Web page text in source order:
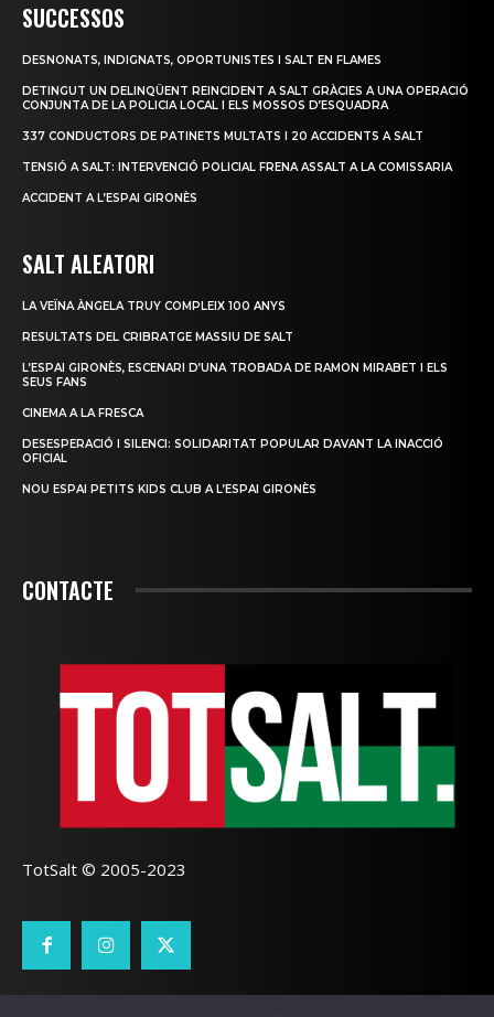
SUCCESSOS
DESNONATS, INDIGNATS, OPORTUNISTES I SALT EN FLAMES
DETINGUT UN DELINQÜENT REINCIDENT A SALT GRÀCIES A UNA OPERACIÓ
CONJUNTA DE LA POLICIA LOCAL I ELS MOSSOS D’ESQUADRA
337 CONDUCTORS DE PATINETS MULTATS I 20 ACCIDENTS A SALT
TENSIÓ A SALT: INTERVENCIÓ POLICIAL FRENA ASSALT A LA COMISSARIA
ACCIDENT A L’ESPAI GIRONÈS
SALT ALEATORI
LA VEÏNA ÀNGELA TRUY COMPLEIX 100 ANYS
RESULTATS DEL CRIBRATGE MASSIU DE SALT
L’ESPAI GIRONÈS, ESCENARI D’UNA TROBADA DE RAMON MIRABET I ELS
SEUS FANS
CINEMA A LA FRESCA
DESESPERACIÓ I SILENCI: SOLIDARITAT POPULAR DAVANT LA INACCIÓ
OFICIAL
NOU ESPAI PETITS KIDS CLUB A L’ESPAI GIRONÈS
CONTACTE
TotSalt © 2005-2023